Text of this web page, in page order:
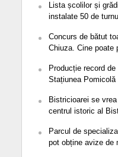
Lista școlilor și
instalate 50 de
Concurs de bătut
Chiuza. Cine poate
Producție record
Stațiunea Pomicolă
Bistricioarei se
centrul istoric al
Parcul de
pot obține avize de